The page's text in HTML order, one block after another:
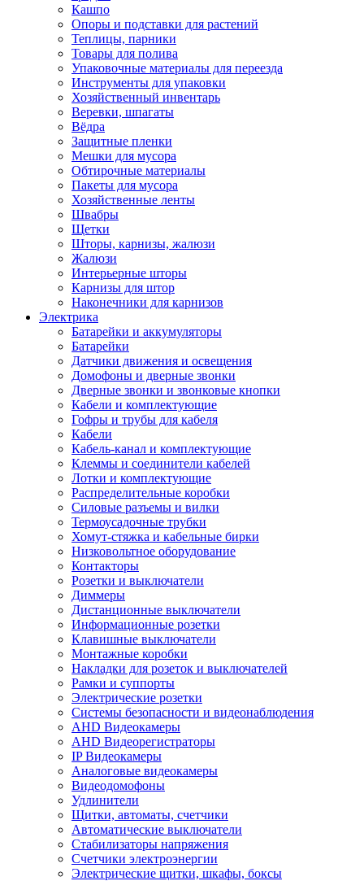
Кашпо
Опоры и подставки для растений
Теплицы, парники
Товары для полива
Упаковочные материалы для переезда
Инструменты для упаковки
Хозяйственный инвентарь
Веревки, шпагаты
Вёдра
Защитные пленки
Мешки для мусора
Обтирочные материалы
Пакеты для мусора
Хозяйственные ленты
Швабры
Щетки
Шторы, карнизы, жалюзи
Жалюзи
Интерьерные шторы
Карнизы для штор
Наконечники для карнизов
Электрика
Батарейки и аккумуляторы
Батарейки
Датчики движения и освещения
Домофоны и дверные звонки
Дверные звонки и звонковые кнопки
Кабели и комплектующие
Гофры и трубы для кабеля
Кабели
Кабель-канал и комплектующие
Клеммы и соединители кабелей
Лотки и комплектующие
Распределительные коробки
Силовые разъемы и вилки
Термоусадочные трубки
Хомут-стяжка и кабельные бирки
Низковольтное оборудование
Контакторы
Розетки и выключатели
Диммеры
Дистанционные выключатели
Информационные розетки
Клавишные выключатели
Монтажные коробки
Накладки для розеток и выключателей
Рамки и суппорты
Электрические розетки
Системы безопасности и видеонаблюдения
AHD Видеокамеры
AHD Видеорегистраторы
IP Видеокамеры
Аналоговые видеокамеры
Видеодомофоны
Удлинители
Щитки, автоматы, счетчики
Автоматические выключатели
Стабилизаторы напряжения
Счетчики электроэнергии
Электрические щитки, шкафы, боксы